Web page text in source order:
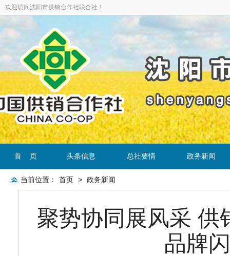
欢迎访问沈阳市供销合作社联合社！
首 页 头条信息 总社要情 政务新闻
当前位置： 首页 > 政务新闻
聚势协同展风采 供
品牌